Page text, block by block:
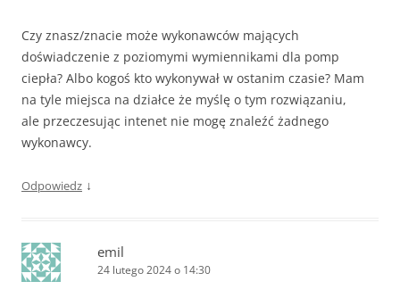
Czy znasz/znacie może wykonawców mających
doświadczenie z poziomymi wymiennikami dla pomp
ciepła? Albo kogoś kto wykonywał w ostanim czasie? Mam
na tyle miejsca na działce że myślę o tym rozwiązaniu,
ale przeczesując intenet nie mogę znaleźć żadnego
wykonawcy.
Odpowiedz ↓
emil
24 lutego 2024 o 14:30